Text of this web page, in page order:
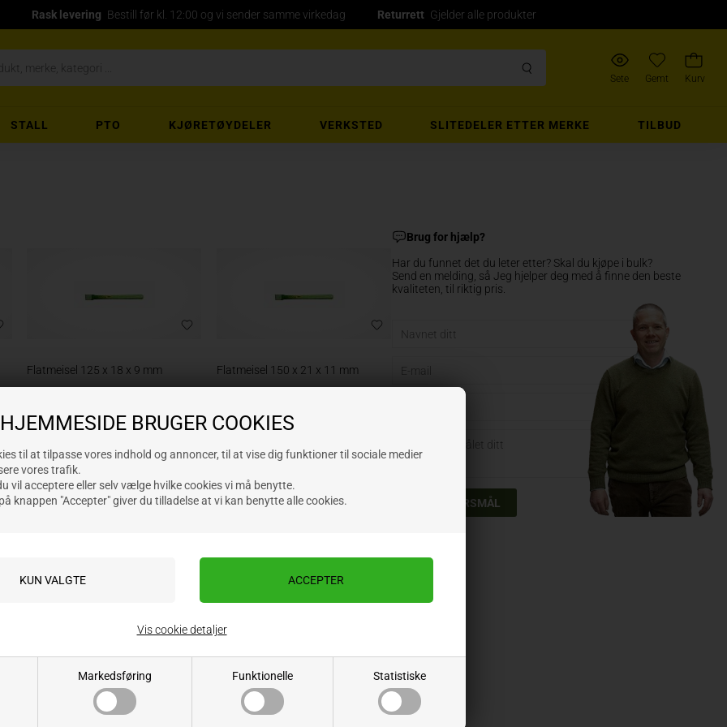
BRUGER COOKIES
til at tilpasse vores indhold og annoncer, til at vise dig funktioner til sociale medier
vores trafik.
vil acceptere eller selv vælge hvilke cookies vi må benytte.
knappen "Accepter" giver du tilladelse at vi kan benytte alle cookies.
Markedsføring Funktionelle Statistiske
Vis cookie detaljer
Rask levering Bestill før kl. 12:00 og vi sender samme virkedag Returrett Gjelder alle produkter
Sete Gemt Kurv
STALL PTO KJØRETØYDELER VERKSTED SLITEDELER ETTER MERKE TILBUD
Flatmeisel 125 x 18 x 9 mm
Lev. varenr.:
107,00NOK
Flatmeisel 150 x 21 x 11 mm
Lev. varenr.:
Brug for hjælp?
Har du funnet det du leter etter? Skal du kjøpe i bulk?
Send en melding, så Jeg hjelper deg med å finne den beste
kvaliteten, til riktig pris.